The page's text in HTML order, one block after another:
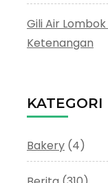
Gili Air
Ketenangan
KATEGORI
Bakery (4)